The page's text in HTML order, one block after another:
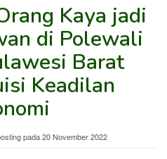
Kaya jadi
di Polewali
Barat
Keadilan
pada20 November 2022